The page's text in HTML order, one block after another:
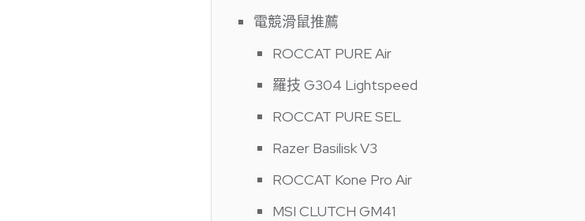
電競滑鼠推薦
ROCCAT PURE Air
羅技 G304 Lightspeed
ROCCAT PURE SEL
Razer Basilisk V3
ROCCAT Kone Pro Air
MSI CLUTCH GM41